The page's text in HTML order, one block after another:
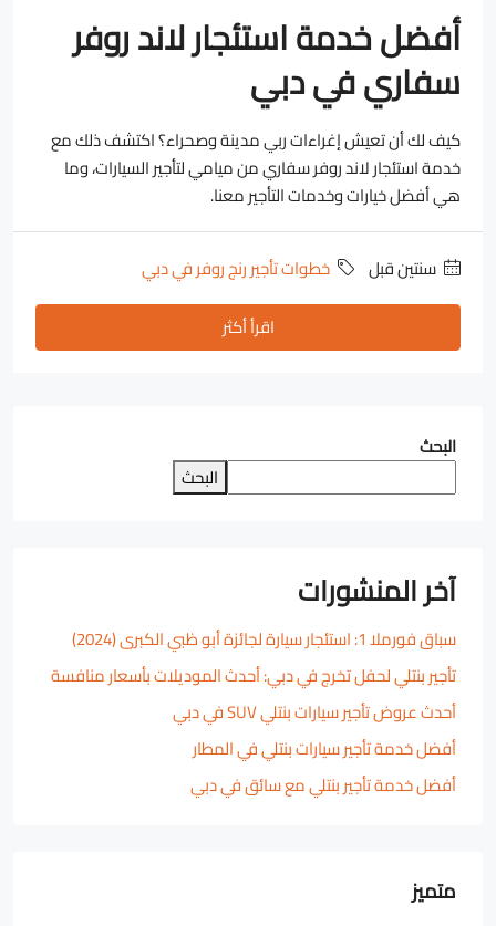
أفضل خدمة استئجار لاند روفر
سفاري في دبي
كيف لك أن تعيش إغراءات ربي مدينة وصحراء؟ اكتشف ذلك مع
خدمة استئجار لاند روفر سفاري من ميامي لتأجير السيارات، وما
هي أفضل خيارات وخدمات التأجير معنا.
‏سنتين قبل
خطوات تأجير رنج روفر في دبي
اقرأ أكثر
البحث
البحث
آخر المنشورات
سباق فورملا 1: استئجار سيارة لجائزة أبو ظبي الكبرى (2024)
تأجير بنتلي لحفل تخرج في دبي: أحدث الموديلات بأسعار منافسة
أحدث عروض تأجير سيارات بنتلي SUV في دبي
أفضل خدمة تأجير سيارات بنتلي في المطار
أفضل خدمة تأجير بنتلي مع سائق في دبي
متميز